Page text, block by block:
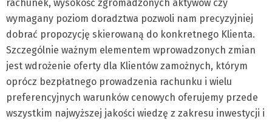
rachunek, wysokość zgromadzonych aktywów czy
wymagany poziom doradztwa pozwoli nam precyzyjniej
dobrać propozycję skierowaną do konkretnego Klienta.
Szczególnie ważnym elementem wprowadzonych zmian
jest wdrożenie oferty dla Klientów zamożnych, którym
oprócz bezpłatnego prowadzenia rachunku i wielu
preferencyjnych warunków cenowych oferujemy przede
wszystkim najwyższej jakości wiedzę z zakresu inwestycji i